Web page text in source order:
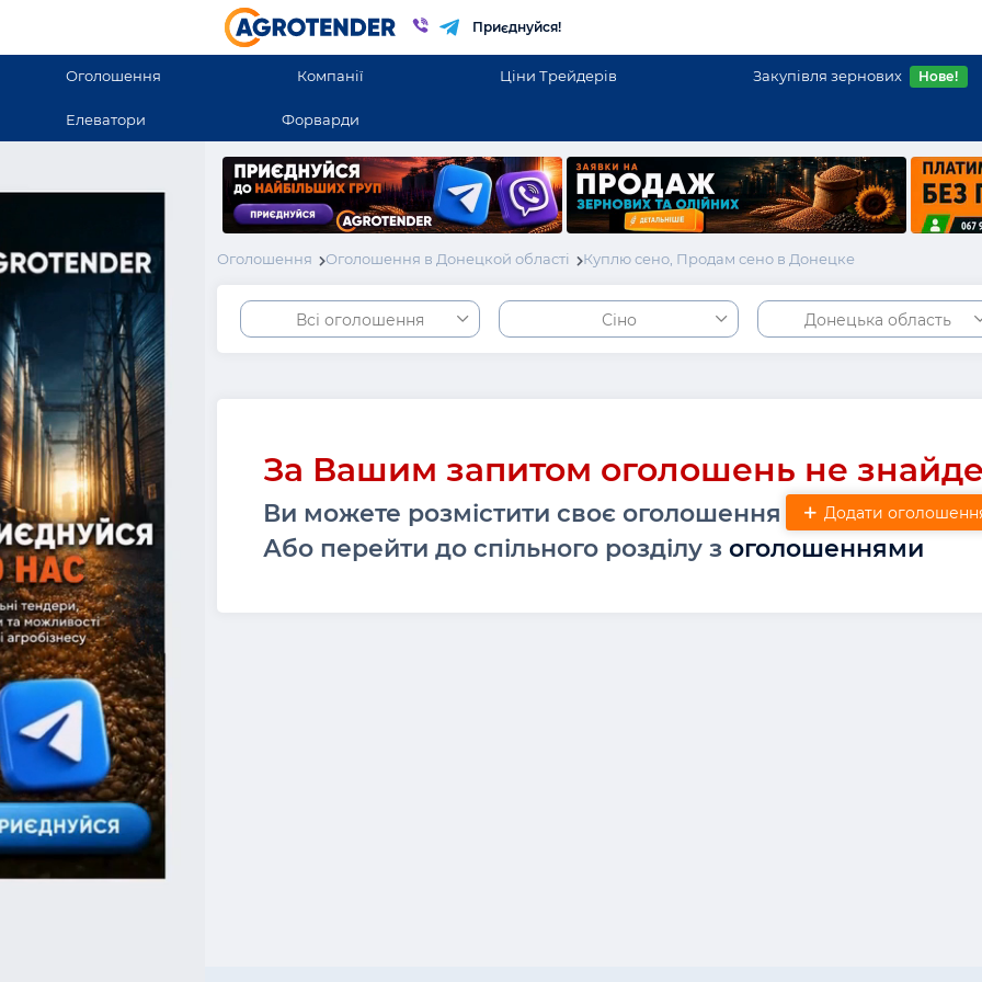
Приєднуйся!
Оголошення Компанії Ціни Трейдерів Закупівля зернових Нове!
Елеватори Форварди
Оголошення Оголошення в Донецкой області Куплю сено, Продам сено в Донецке
Всі оголошення Сіно Донецька область
За Вашим запитом оголошень не
Ви можете розмістити своє оголошення Додати
Або перейти до спільного розділу з оголошеннями